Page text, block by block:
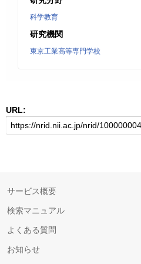
科学教育
研究機関
東京工業高等専門学校
URL:
サービス概要
検索マニュアル
よくある質問
お知らせ